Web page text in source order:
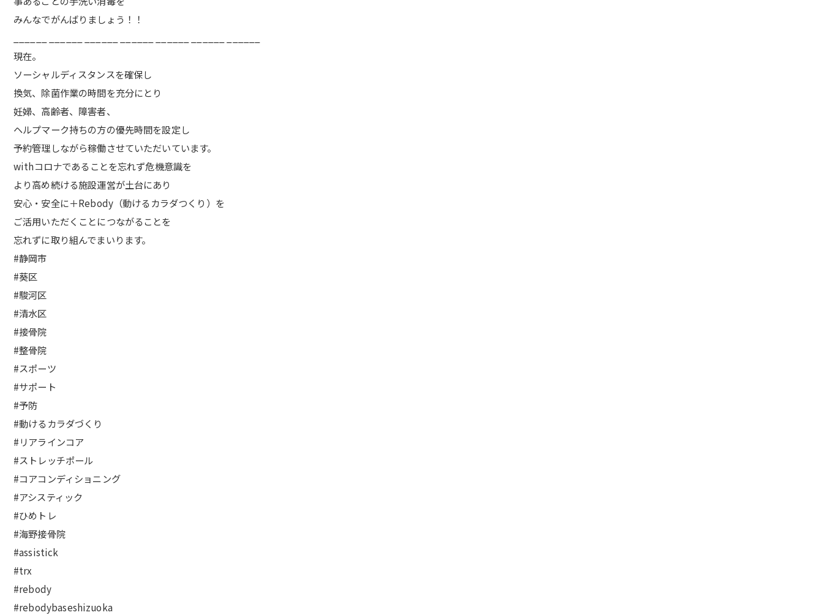
みんなでがんばりましょう！！
現在。
ソーシャルディスタンスを確保し
換気、除菌作業の時間を充分にとり
妊婦、高齢者、障害者、
ヘルプマーク持ちの方の優先時間を設定し
予約管理しながら稼働させていただいています。
withコロナであることを忘れず危機意識を
より高め続ける施設運営が土台にあり
安心・安全に＋Rebody（動けるカラダつくり）を
ご活用いただくことにつながることを
忘れずに取り組んでまいります。
#静岡市
#葵区
#駿河区
#清水区
#接骨院
#整骨院
#スポーツ
#サポート
#予防
#動けるカラダづくり
#リアラインコア
#ストレッチポール
#コアコンディショニング
#アシスティック
#ひめトレ
#海野接骨院
#assistick
#trx
#rebody
#rebodybaseshizuoka